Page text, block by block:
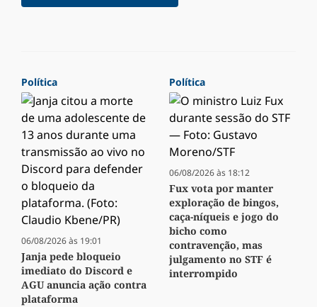
Política
06/08/2026 às 19:01
Janja pede bloqueio
imediato do Discord e
AGU anuncia ação contra
plataforma
Política
06/08/2026 às 18:12
Fux vota por manter
exploração de bingos,
caça-níqueis e jogo do
bicho como
contravenção, mas
julgamento no STF é
interrompido